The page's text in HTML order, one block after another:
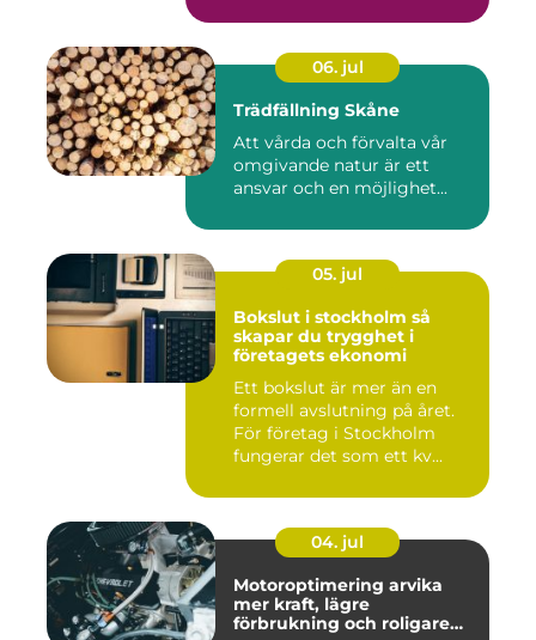
06. jul
Trädfällning Skåne
Att vårda och förvalta vår
omgivande natur är ett
ansvar och en möjlighet...
05. jul
Bokslut i stockholm så
skapar du trygghet i
företagets ekonomi
Ett bokslut är mer än en
formell avslutning på året.
För företag i Stockholm
fungerar det som ett kv...
04. jul
Motoroptimering arvika
mer kraft, lägre
förbrukning och roligare